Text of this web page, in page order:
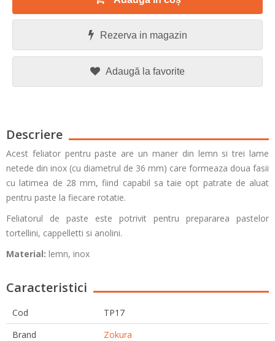
Rezerva in magazin
Adaugă la favorite
Descriere
Acest feliator pentru paste are un maner din lemn si trei lame
netede din inox (cu diametrul de 36 mm) care formeaza doua fasii
cu latimea de 28 mm, fiind capabil sa taie opt patrate de aluat
pentru paste la fiecare rotatie.
Feliatorul de paste este potrivit pentru prepararea pastelor
tortellini, cappelletti si anolini.
Material: lemn, inox
Caracteristici
Cod
TP17
Brand
Zokura